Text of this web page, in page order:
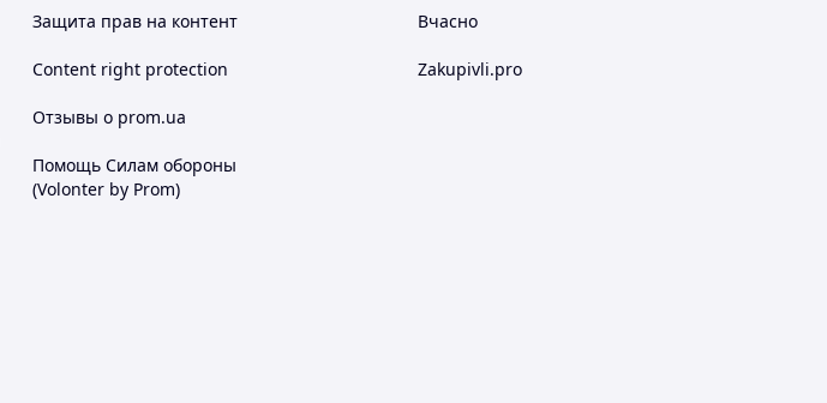
Защита прав на контент
Content right protection
Отзывы о prom.ua
Помощь Силам обороны
(Volonter by Prom)
Вчасно
Zakupivli.pro